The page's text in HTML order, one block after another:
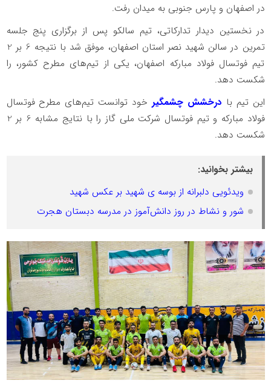
در اصفهان و پارس جنوبی به میدان رفت.
در نخستین دیدار تدارکاتی، تیم سالکو پس از برگزاری پنج جلسه
تمرین در سالن شهید نصر استان اصفهان، موفق شد با نتیجه 6 بر 2
تیم فوتسال فولاد مبارکه اصفهان، یکی از تیم‌های مطرح کشور، را
شکست دهد.
این تیم با درخشش چشمگیر خود توانست تیم‌های مطرح فوتسال
فولاد مبارکه و تیم فوتسال شرکت ملی گاز را با نتایج مشابه 6 بر 2
شکست دهد.
بیشتر بخوانید:
ویدئویی دلبرانه از بوسه ی شهید بر عکس شهید
شور و نشاط در روز دانش‌آموز در مدرسه‌ دبستان هجرت